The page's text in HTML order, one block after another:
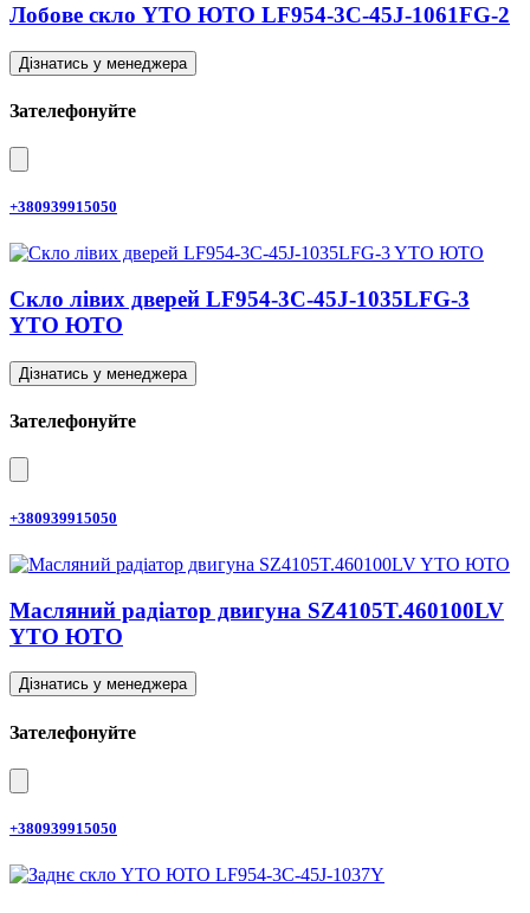
Лобове скло YTO ЮТО LF954-3C-45J-1061FG-2
Дізнатись у менеджера
Зателефонуйте
+380939915050
Скло лівих дверей LF954-3C-45J-1035LFG-3
YTO ЮТО
Дізнатись у менеджера
Зателефонуйте
+380939915050
Масляний радіатор двигуна SZ4105T.460100LV
YTO ЮТО
Дізнатись у менеджера
Зателефонуйте
+380939915050